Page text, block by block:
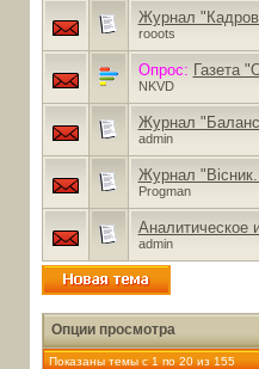
Журнал
rooots
Опрос: Газета
NKVD
Журнал
admin
Журнал
Progman
admin
Опции просмотра
Показаны темы с 1 по 20 из 155